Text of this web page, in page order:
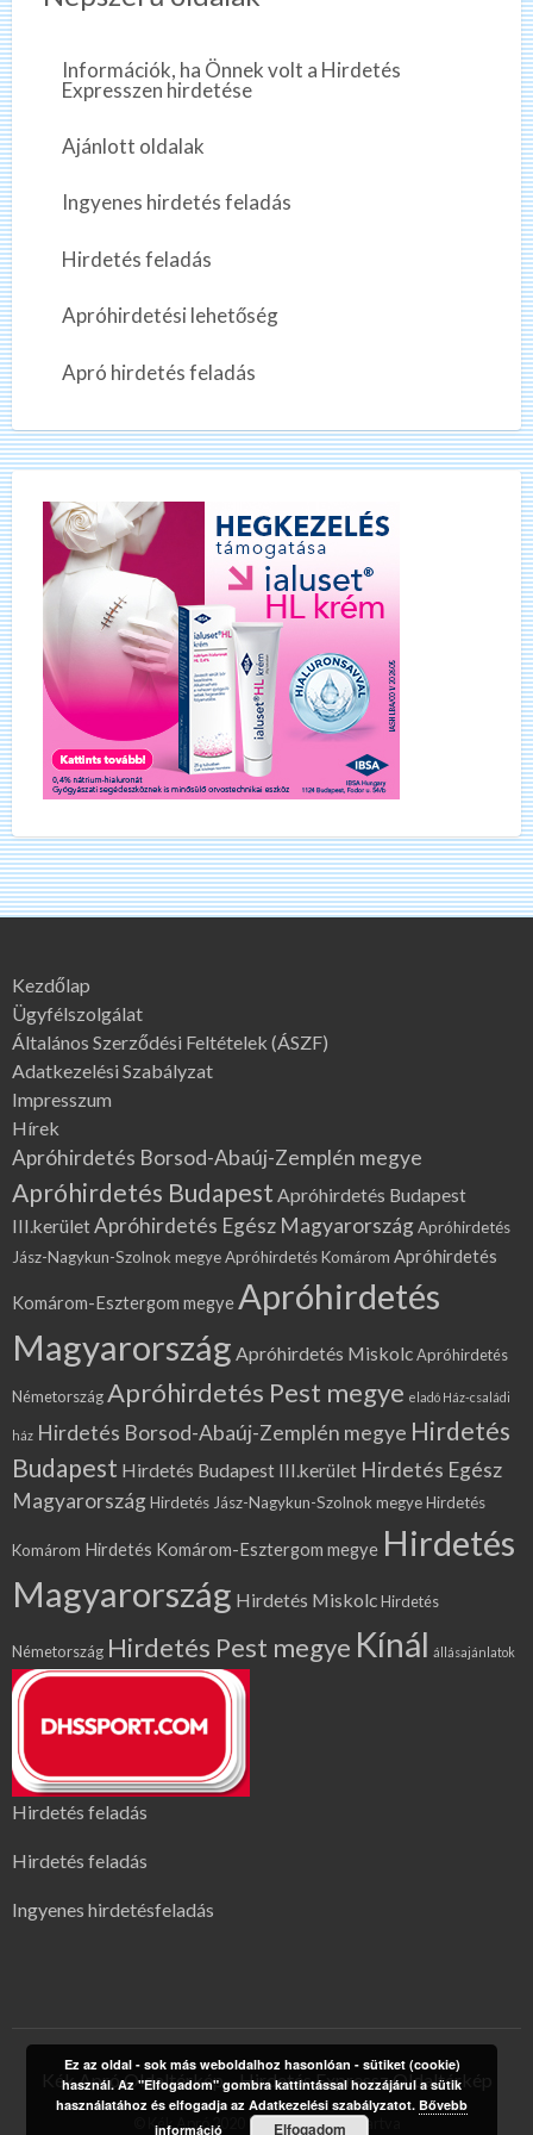
Információk, ha Önnek volt a Hirdetés
Expresszen hirdetése
Ajánlott oldalak
Ingyenes hirdetés feladás
Hirdetés feladás
Apróhirdetési lehetőség
Apró hirdetés feladás
Kezdőlap
Ügyfélszolgálat
Általános Szerződési Feltételek (ÁSZF)
Adatkezelési Szabályzat
Impresszum
Hírek
Apróhirdetés Borsod-Abaúj-Zemplén megye
Apróhirdetés Budapest Apróhirdetés Budapest
III.kerületApróhirdetés Egész MagyarországApróhirdetés
Jász-Nagykun-Szolnok megyeApróhirdetés Komárom Apróhirdetés
Komárom-Esztergom megyeApróhirdetés
Magyarország Apróhirdetés MiskolcApróhirdetés
NémetországApróhirdetés Pest megye eladó Ház-családi
ház Hirdetés Borsod-Abaúj-Zemplén megye Hirdetés
Budapest Hirdetés Budapest III.kerület Hirdetés Egész
MagyarországHirdetés Jász-Nagykun-Szolnok megyeHirdetés
Komárom Hirdetés Komárom-Esztergom megye Hirdetés
Magyarország Hirdetés MiskolcHirdetés
Németország Hirdetés Pest megye Kínál állásajánlatok
Hirdetés feladás
Hirdetés feladás
Ingyenes hirdetésfeladás
Kék Apró Oldaltérkép Hirdetés Expressz Oldaltérkép
© Kék Apró 2020 | Minden jog fenntartva
Ez az oldal - sok más weboldalhoz hasonlóan - sütiket (cookie)
használ. Az "Elfogadom" gombra kattintással hozzájárul a sütik
használatához és elfogadja az Adatkezelési szabályzatot.Bővebb
információ
Elfogadom